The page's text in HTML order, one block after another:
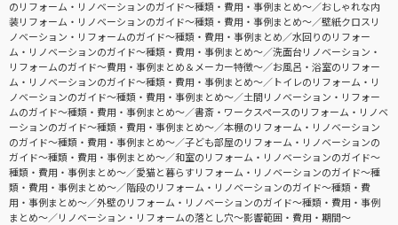
のリフォーム・リノベーションのガイド〜種類・費用・事例まとめ〜
おしゃれな内
装リフォーム・リノベーションのガイド〜種類・費用・事例まとめ〜
壁紙クロスリ
ノベーション・リフォームのガイド〜種類・費用・事例まとめ
水回りのリフォー
ム・リノベーションのガイド〜種類・費用・事例まとめ〜
洗面台リノベーション・
リフォームのガイド〜費用・事例まとめ＆メーカー特徴〜
お風呂・浴室のリフォー
ム・リノベーションのガイド〜種類・費用・事例まとめ〜
トイレのリフォーム・リ
ノベーションのガイド〜種類・費用・事例まとめ〜
土間リノベーション・リフォー
ムのガイド〜種類・費用・事例まとめ〜
書斎・ワークスペースのリフォーム・リノベ
ーションのガイド〜種類・費用・事例まとめ〜
本棚のリフォーム・リノベーション
のガイド〜種類・費用・事例まとめ〜
子ども部屋のリフォーム・リノベーションの
ガイド〜種類・費用・事例まとめ〜
和室のリフォーム・リノベーションのガイド〜
種類・費用・事例まとめ〜
愛猫と暮らすリフォーム・リノベーションのガイド〜種
類・費用・事例まとめ〜
階段のリフォーム・リノベーションのガイド〜種類・費
用・事例まとめ〜
外壁のリフォーム・リノベーションのガイド〜種類・費用・事例
まとめ〜
リノベーション・リフォームの落とし穴～影響範囲・費用・期間～